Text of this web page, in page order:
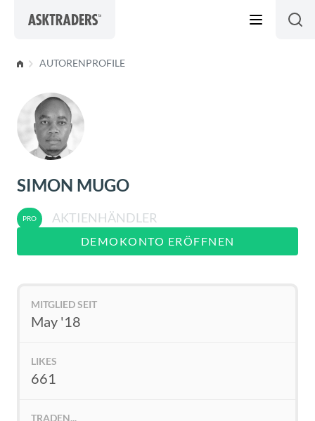
AUTORENPROFILE
SIMON MUGO
AKTIENHÄNDLER
DEMOKONTO ERÖFFNEN
MITGLIED SEIT
May '18
LIKES
661
TRADEN...